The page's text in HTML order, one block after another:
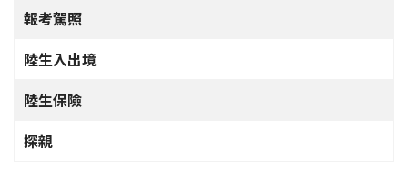
報考駕照
陸生入出境
陸生保險
探親